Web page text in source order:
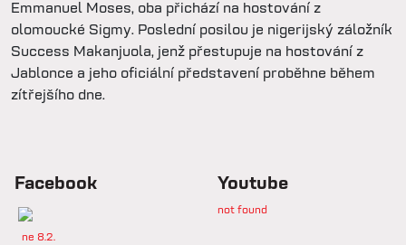
Emmanuel Moses, oba přichází na hostování z
olomoucké Sigmy. Poslední posilou je nigerijský záložník
Success Makanjuola, jenž přestupuje na hostování z
Jablonce a jeho oficiální představení proběhne během
zítřejšího dne.
Facebook
ne 8.2.
Youtube
not found